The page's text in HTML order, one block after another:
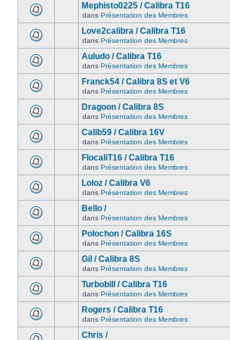
Mephisto0225 / Calibra T16
dans Présentation des Membres
Love2calibra / Calibra T16
dans Présentation des Membres
Auludo / Calibra T16
dans Présentation des Membres
Franck54 / Calibra 8S et V6
dans Présentation des Membres
Dragoon / Calibra 8S
dans Présentation des Membres
Calib59 / Calibra 16V
dans Présentation des Membres
FlocaliT16 / Calibra T16
dans Présentation des Membres
Loloz / Calibra V6
dans Présentation des Membres
Bello /
dans Présentation des Membres
Polochon / Calibra 16S
dans Présentation des Membres
Gil / Calibra 8S
dans Présentation des Membres
Turbobill / Calibra T16
dans Présentation des Membres
Rogers / Calibra T16
dans Présentation des Membres
Chris /